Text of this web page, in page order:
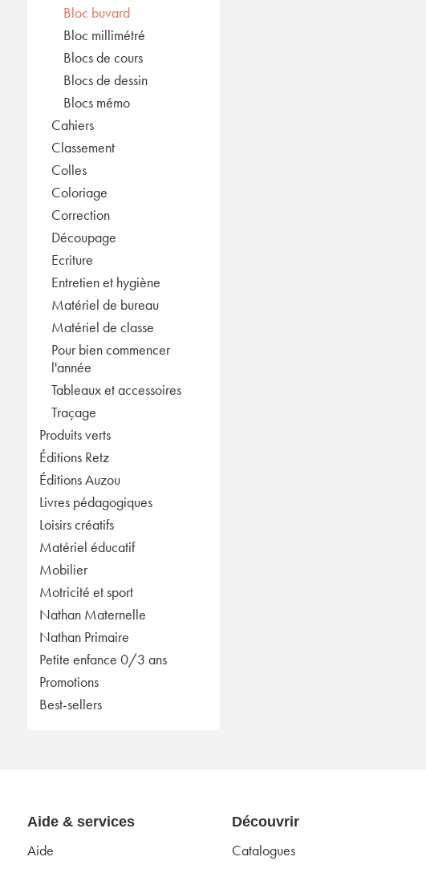
Bloc buvard
Bloc millimétré
Blocs de cours
Blocs de dessin
Blocs mémo
Cahiers
Classement
Colles
Coloriage
Correction
Découpage
Ecriture
Entretien et hygiène
Matériel de bureau
Matériel de classe
Pour bien commencer
l'année
Tableaux et accessoires
Traçage
Produits verts
Éditions Retz
Éditions Auzou
Livres pédagogiques
Loisirs créatifs
Matériel éducatif
Mobilier
Motricité et sport
Nathan Maternelle
Nathan Primaire
Petite enfance 0/3 ans
Promotions
Best-sellers
Aide & services
Aide
Découvrir
Catalogues